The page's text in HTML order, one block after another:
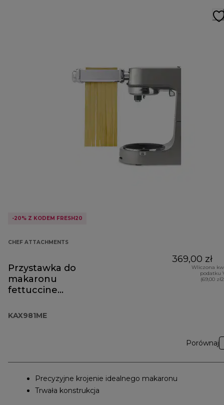
-20% Z KODEM FRESH20
CHEF ATTACHMENTS
Przystawka do
makaronu
fettuccine
KAX981ME
369,00 zł
Wliczona
podatku
(69,00
Porównaj
Precyzyjne krojenie idealnego makaronu
Trwała konstrukcja